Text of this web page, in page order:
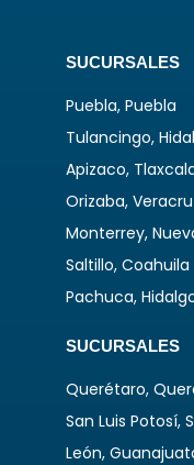
SUCURSALES
Puebla, Puebla
Tulancingo,
Apizaco,
Orizaba,
Monterrey,
Saltillo, Coahuila
Pachuca,
SUCURSALES
Querétaro,
San Luis Potosí,
León,